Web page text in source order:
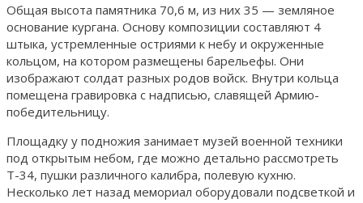
Общая высота памятника 70,6 м, из них 35 — земляное
основание кургана. Основу композиции составляют 4
штыка, устремленные остриями к небу и окруженные
кольцом, на котором размещены барельефы. Они
изображают солдат разных родов войск. Внутри кольца
помещена гравировка с надписью, славящей Армию-
победительницу.
Площадку у подножия занимает музей военной техники
под открытым небом, где можно детально рассмотреть
Т-34, пушки различного калибра, полевую кухню.
Несколько лет назад мемориал оборудовали подсветкой и